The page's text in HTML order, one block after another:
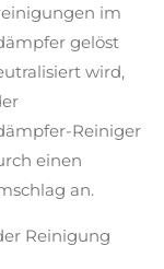
im
gelöst
wird,
Reiniger
einen
an.
Reinigung